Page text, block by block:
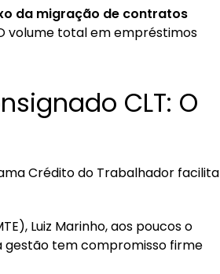
privado?
comum?
CLT para seu perfil?
da migração de contratos
volume total em empréstimos
CLT: O
Crédito do Trabalhador facilita
Luiz Marinho, aos poucos o
gestão tem compromisso firme